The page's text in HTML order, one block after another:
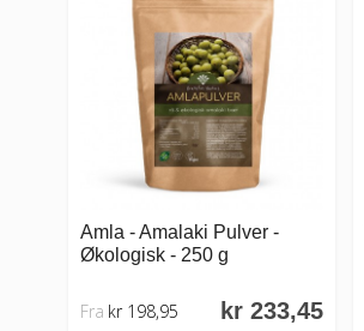
Amla - Amalaki Pulver -
Økologisk - 250 g
kr 233,45
Fra kr 198,95